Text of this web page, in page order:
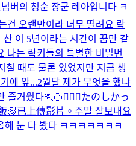
버의 청순 장군 레아입니다 ㅋ
건 오랜만이라 너무 떨려요 락
이 5년이라는 시간이 꿈만 같
나는 락키들의 특별한 비밀번
때도 물론 있었지만 지금 생
에 앞...2월달 제가 무엇을 했냐
즐거웠다🏃🏻🏃🏻‍♀️たのしかっ
🐷已上傳影片。 주말 잘보내요
해 눈 다 봤다 ㅋㅋㅋㅋㅋㅋㅋ